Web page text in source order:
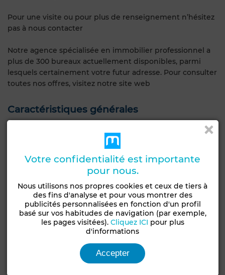
Pour une visite ou pour plus de renseignement n’hésitez
pas à nous contacter
Notre agence spécialisée en immobilier professionnel a
plus de 300 bureaux actuellement disponibles, parmi
lesquels certainement votre futur adresse. Pour consulter
toutes nos offres, visitez notre site web
Caractéristiques générales
Garage Ascenseur Concierge Climatisation
Voir plus de photos
Votre confidentialité est importante
pour nous.
Nous utilisons nos propres cookies et ceux de tiers à
des fins d'analyse et pour vous montrer des
publicités personnalisées en fonction d'un profil
basé sur vos habitudes de navigation (par exemple,
les pages visitées). Cliquez ICI pour plus
d'informations
Accepter